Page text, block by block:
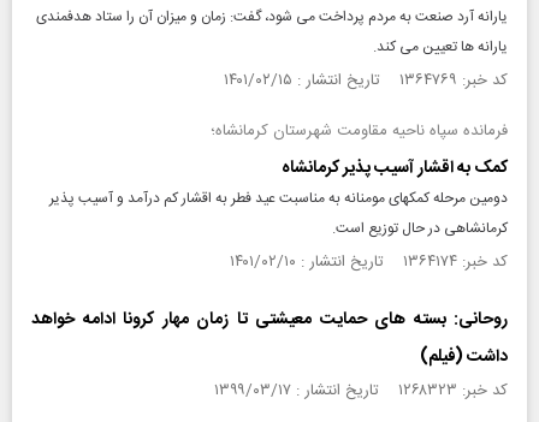
یارانه آرد صنعت به مردم پرداخت می شود، گفت: زمان و میزان آن را ستاد هدفمندی
یارانه ها تعیین می کند.
کد خبر: ۱۳۶۴۷۶۹ تاریخ انتشار : ۱۴۰۱/۰۲/۱۵
فرمانده سپاه ناحیه مقاومت شهرستان کرمانشاه؛
کمک به اقشار آسیب پذیر کرمانشاه
دومین مرحله کمکهای مومنانه به مناسبت عید فطر به اقشار کم درآمد و آسیب پذیر
کرمانشاهی در حال توزیع است.
کد خبر: ۱۳۶۴۱۷۴ تاریخ انتشار : ۱۴۰۱/۰۲/۱۰
روحانی: بسته های حمایت معیشتی تا زمان مهار کرونا ادامه خواهد
داشت (فیلم)
کد خبر: ۱۲۶۸۳۲۳ تاریخ انتشار : ۱۳۹۹/۰۳/۱۷